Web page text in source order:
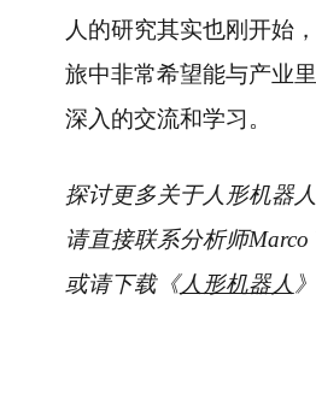
人的研究其实也刚开始
旅中非常希望能与产业
深入的交流和学习。
探讨更多关于人形机器
请直接联系分析师Marco
或请下载《人形机器人